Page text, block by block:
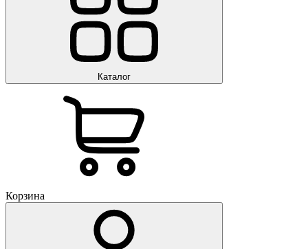
Каталог
Корзина